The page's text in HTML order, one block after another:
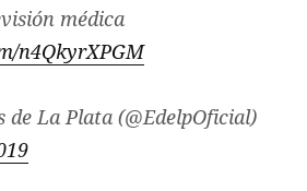
médica
n4QkyrXPGM
La Plata (@EdelpOficial)